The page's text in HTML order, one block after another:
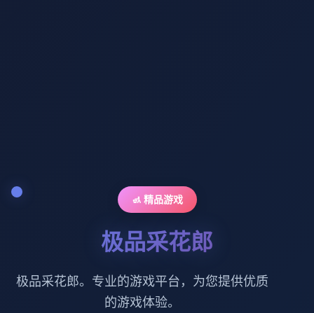
🚮 精品游戏
极品采花郎
极品采花郎。专业的游戏平台，为您提供优质
的游戏体验。